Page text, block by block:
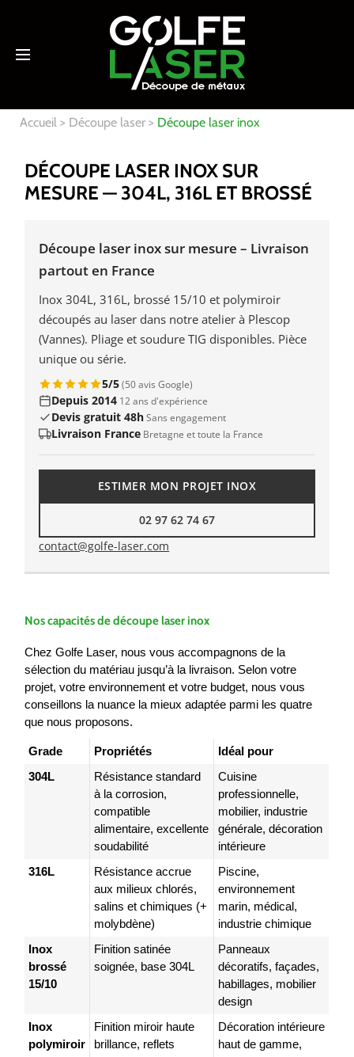
Accueil Découpe laser Découpe laser inox
DÉCOUPE LASER INOX SUR
MESURE — 304L, 316L ET BROSSÉ
Découpe laser inox sur mesure – Livraison
partout en France
Inox 304L, 316L, brossé 15/10 et polymiroir
découpés au laser dans notre atelier à Plescop
(Vannes). Pliage et soudure TIG disponibles. Pièce
unique ou série.
5/5(50 avis Google)
Depuis 2014 12 ans d'expérience
Devis gratuit 48hSans engagement
Livraison France Bretagne et toute la France
ESTIMER MON PROJET INOX
02 97 62 74 67
contact@golfe-laser.com
Nos capacités de découpe laser inox
Chez Golfe Laser, nous vous accompagnons de la
sélection du matériau jusqu’à la livraison. Selon votre
projet, votre environnement et votre budget, nous vous
conseillons la nuance la mieux adaptée parmi les quatre
que nous proposons.
Grade Propriétés
Idéal pour
304L
Résistance standard
à la corrosion,
compatible
alimentaire, excellente
soudabilité
Cuisine
professionnelle,
mobilier, industrie
générale, décoration
intérieure
316L
Résistance accrue
aux milieux chlorés,
salins et chimiques (+
molybdène)
Piscine,
environnement
marin, médical,
industrie chimique
Inox
brossé
15/10
Finition satinée
soignée, base 304L
Panneaux
décoratifs, façades,
habillages, mobilier
design
Inox
polymiroir
Finition miroir haute
brillance, reflets
Décoration intérieure
haut de gamme,